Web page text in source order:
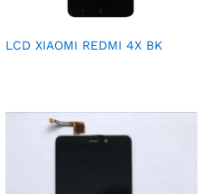
LCD XIAOMI REDMI 4X BK